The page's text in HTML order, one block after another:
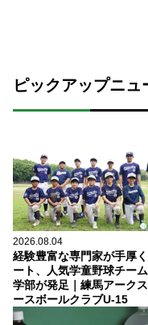
ピックアップニュ
2026.08.04
経験豊富な専門家が手厚
ート、人気学童野球チー
学部が発足｜練馬アーク
ースボールクラブU-15